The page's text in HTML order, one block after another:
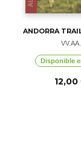
ANDORRA
VV.AA.
Disponible
12,00